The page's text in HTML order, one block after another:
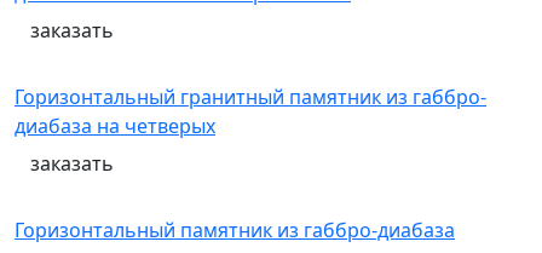
заказать
Горизонтальный гранитный памятник из габбро-
диабаза на четверых
заказать
Горизонтальный памятник из габбро-диабаза